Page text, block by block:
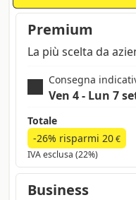
Premium
La più scelta da
Consegna
Ven 4 - Lun 7
Totale
-26% risparmi 20€
IVA esclusa (22%)
Business